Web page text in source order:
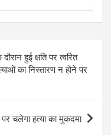
हुई क्षति पर त्वरित
का निस्तारण न होने पर
चलेगा हत्या का मुकदमा